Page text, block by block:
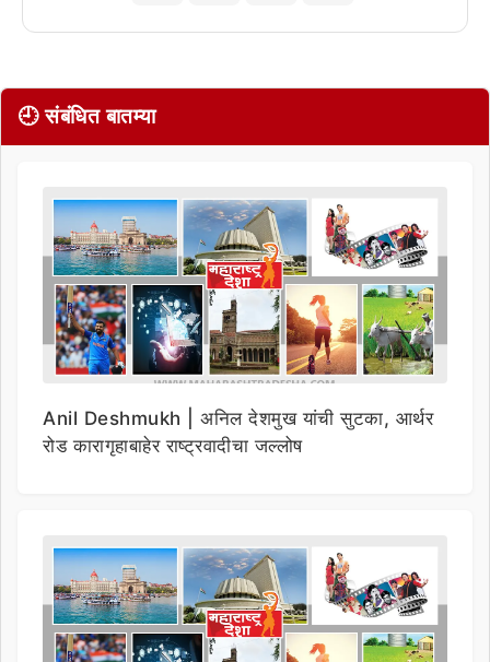
🕘 संबंधित बातम्या
Anil Deshmukh | अनिल देशमुख यांची सुटका, आर्थर
रोड कारागृहाबाहेर राष्ट्रवादीचा जल्लोष